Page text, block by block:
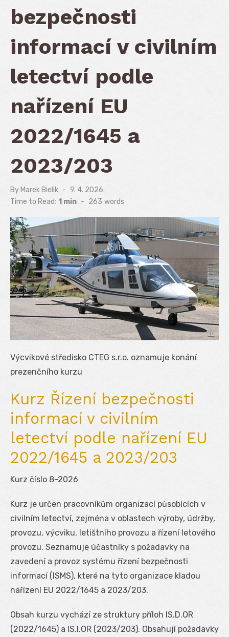
bezpečnosti
informací v civilním
letectví podle
nařízení EU
2022/1645 a
2023/203
By Marek Bielik
Posted
on
9. 4. 2026
Time to Read: 1 min - 263 words
Výcvikové středisko CTEG s.r.o. oznamuje konání
prezenčního kurzu
Kurz Řízení bezpečnosti
informací v civilním
letectví podle nařízení EU
2022/1645 a 2023/203
Kurz číslo 8-2026
Kurz je určen pracovníkům organizací působících v
civilním letectví, zejména v oblastech výroby, údržby,
provozu, výcviku, letištního provozu a řízení letového
provozu. Seznamuje účastníky s požadavky na
zavedení a provoz systému řízení bezpečnosti
informací (ISMS), které na tyto organizace kladou
nařízení EU 2022/1645 a 2023/203.
Obsah kurzu vychází ze struktury příloh IS.D.OR
(2022/1645) a IS.I.OR (2023/203). Obsahují požadavky